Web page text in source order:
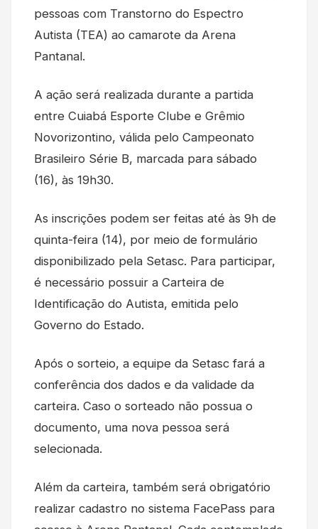
pessoas com Transtorno do Espectro
Autista (TEA) ao camarote da Arena
Pantanal.
A ação será realizada durante a partida
entre Cuiabá Esporte Clube e Grêmio
Novorizontino, válida pelo Campeonato
Brasileiro Série B, marcada para sábado
(16), às 19h30.
As inscrições podem ser feitas até às 9h de
quinta-feira (14), por meio de formulário
disponibilizado pela Setasc. Para participar,
é necessário possuir a Carteira de
Identificação do Autista, emitida pelo
Governo do Estado.
Após o sorteio, a equipe da Setasc fará a
conferência dos dados e da validade da
carteira. Caso o sorteado não possua o
documento, uma nova pessoa será
selecionada.
Além da carteira, também será obrigatório
realizar cadastro no sistema FacePass para